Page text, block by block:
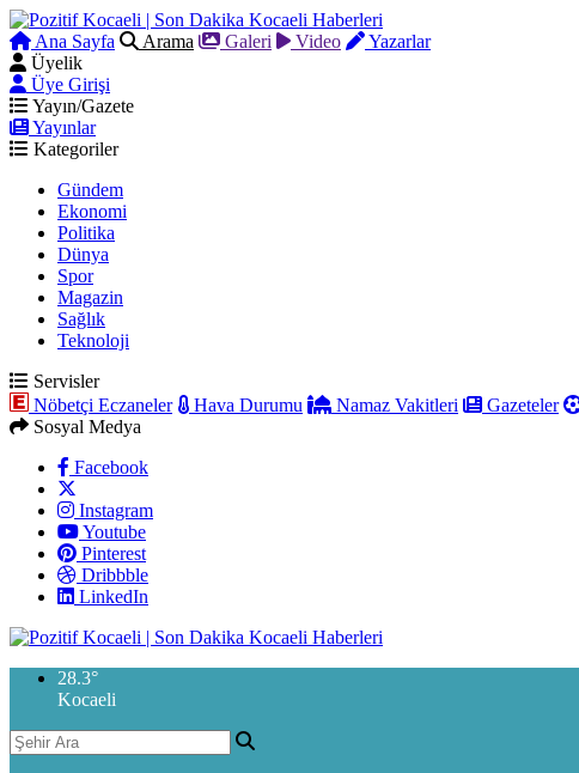
Ana Sayfa Arama Galeri Video
Yazarlar
Üyelik
Üye Girişi
Yayın/Gazete
Yayınlar
Kategoriler
Gündem
Ekonomi
Politika
Dünya
Spor
Magazin
Sağlık
Teknoloji
Servisler
Nöbetçi Eczaneler
Hava Durumu Namaz Vakitleri Gazeteler
Sosyal Medya
Facebook
Instagram
Youtube
Pinterest
Dribbble
LinkedIn
28.3°
Kocaeli